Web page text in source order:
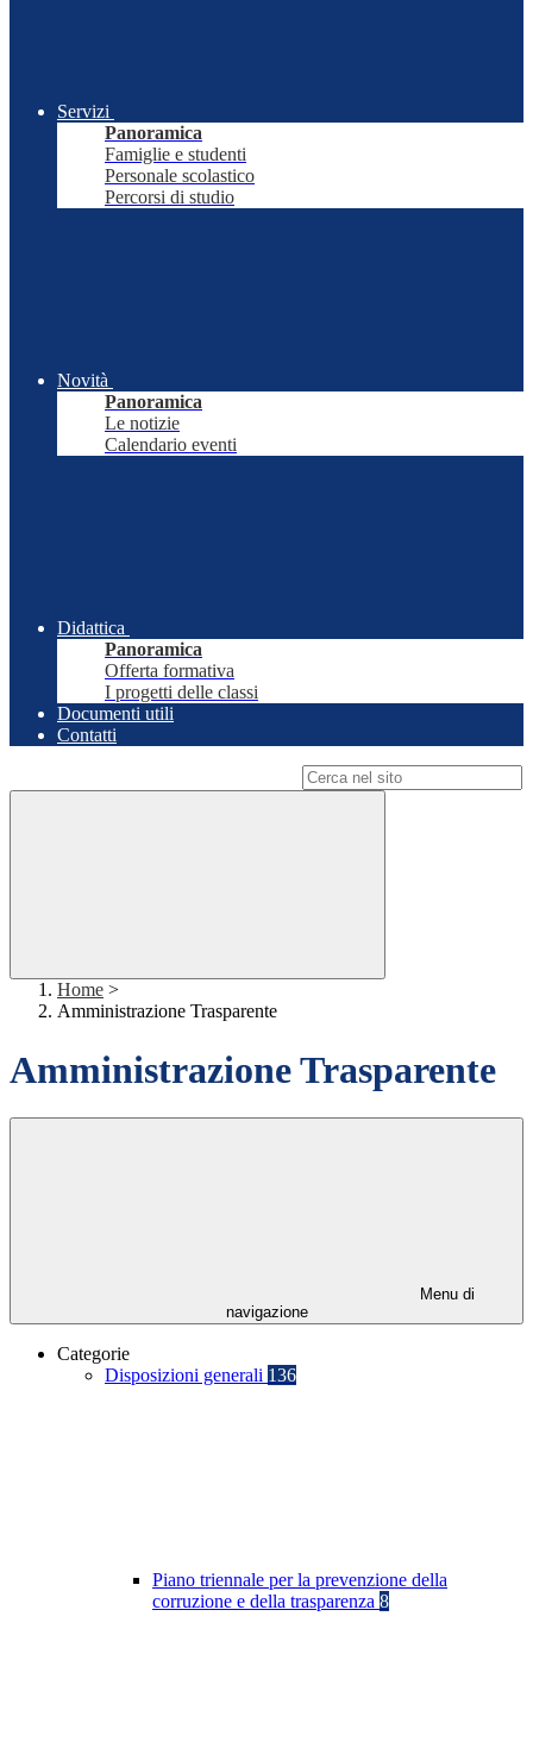
Servizi
Panoramica
Famiglie e studenti
Personale scolastico
Percorsi di studio
Novità
Panoramica
Le notizie
Calendario eventi
Didattica
Panoramica
Offerta formativa
I progetti delle classi
Documenti utili
Contatti
Home >
Amministrazione Trasparente
Amministrazione Trasparente
Menu di
navigazione
Categorie
Disposizioni generali 136
Piano triennale per la prevenzione della
corruzione e della trasparenza 8